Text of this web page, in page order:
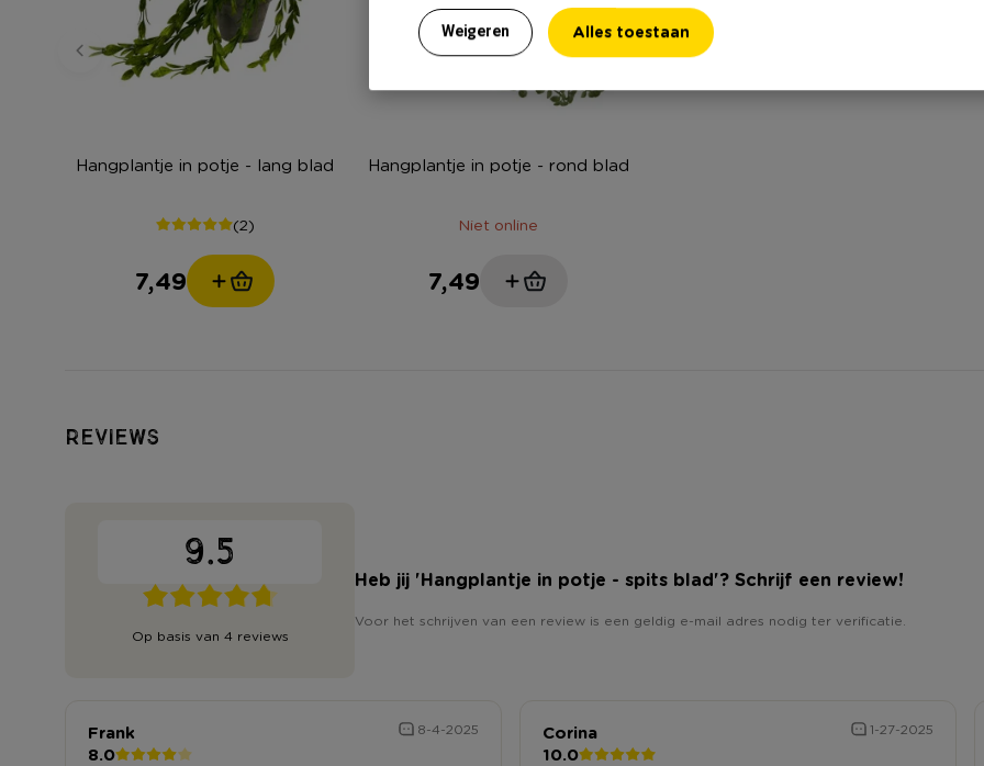
Weigeren Alles toestaan
Hangplantje in potje - lang blad
(2)
7,49
Hangplantje in potje - rond blad
Niet online
7,49
Reviews
9.5
Op basis van 4 reviews
Heb jij 'Hangplantje in potje - spits blad'? Schrijf een review!
Voor het schrijven van een review is een geldig e-mail adres nodig ter verificatie.
Frank 8-4-2025
8.0
Corina 1-27-2025
10.0